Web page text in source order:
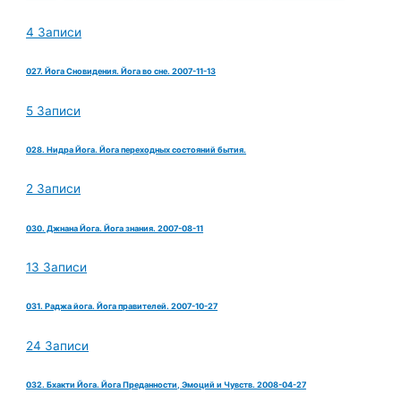
4 Записи
027. Йога Сновидения. Йога во сне. 2007-11-13
5 Записи
028. Нидра Йога. Йога переходных состояний бытия.
2 Записи
030. Джнана Йога. Йога знания. 2007-08-11
13 Записи
031. Раджа йога. Йога правителей. 2007-10-27
24 Записи
032. Бхакти Йога. Йога Преданности, Эмоций и Чувств. 2008-04-27